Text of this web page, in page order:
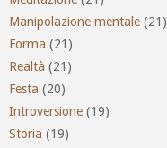
Manipolazione mentale (21)
Forma (21)
Realtà (21)
Festa (20)
Introversione (19)
Storia (19)